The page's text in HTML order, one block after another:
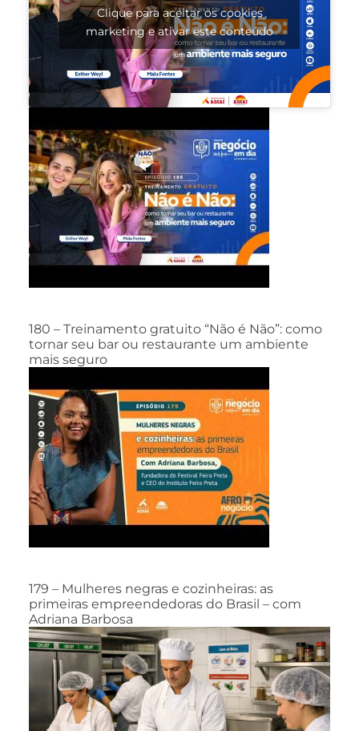
Clique para aceitar os cookies
marketing e ativar este conteúdo
180 – Treinamento gratuito “Não é Não”: como
tornar seu bar ou restaurante um ambiente
mais seguro
179 – Mulheres negras e cozinheiras: as
primeiras empreendedoras do Brasil – com
Adriana Barbosa